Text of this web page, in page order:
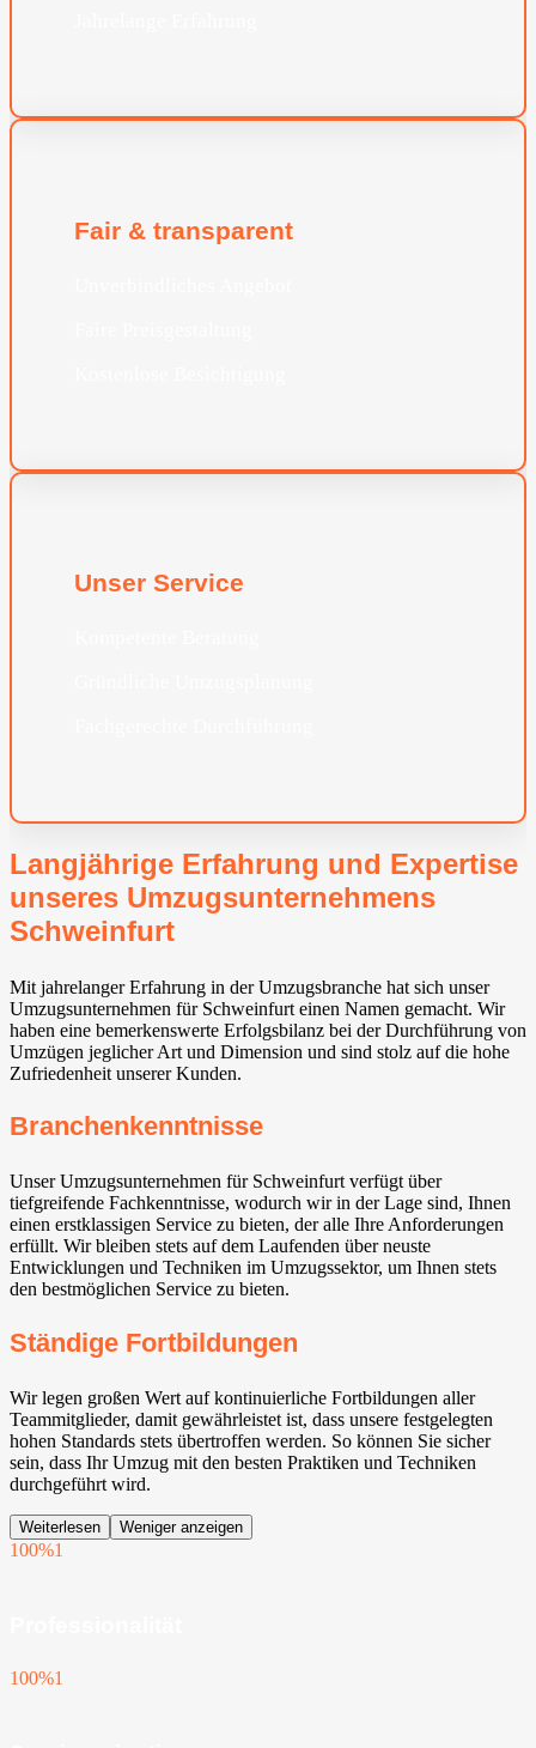
Fair & transparent
Unser Service
Langjährige Erfahrung und Expertise
unseres Umzugsunternehmens
Schweinfurt
Mit jahrelanger Erfahrung in der Umzugsbranche hat sich unser
Umzugsunternehmen für Schweinfurt einen Namen gemacht. Wir
haben eine bemerkenswerte Erfolgsbilanz bei der Durchführung von
Umzügen jeglicher Art und Dimension und sind stolz auf die hohe
Zufriedenheit unserer Kunden.
Branchenkenntnisse
Unser Umzugsunternehmen für Schweinfurt verfügt über
tiefgreifende Fachkenntnisse, wodurch wir in der Lage sind, Ihnen
einen erstklassigen Service zu bieten, der alle Ihre Anforderungen
erfüllt. Wir bleiben stets auf dem Laufenden über neuste
Entwicklungen und Techniken im Umzugssektor, um Ihnen stets
den bestmöglichen Service zu bieten.
Ständige Fortbildungen
Wir legen großen Wert auf kontinuierliche Fortbildungen aller
Teammitglieder, damit gewährleistet ist, dass unsere festgelegten
hohen Standards stets übertroffen werden. So können Sie sicher
sein, dass Ihr Umzug mit den besten Praktiken und Techniken
durchgeführt wird.
Weiterlesen Weniger anzeigen
100%1
100%1